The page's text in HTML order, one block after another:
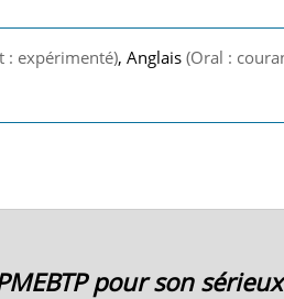
: expérimenté), Anglais (Oral :
pour son